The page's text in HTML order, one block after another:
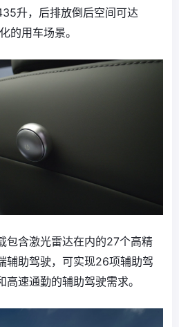
升，后排放倒后空间可达
的用车场景。
包含激光雷达在内的27个高精
辅助驾驶，可实现26项辅助驾
速通勤的辅助驾驶需求。